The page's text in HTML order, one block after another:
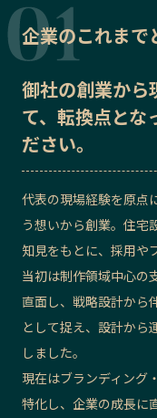
MILCプロジェクト
Localist
イベント
地域豆知識
Sporkle
「人」から探
記事ライター
企業のこれまで
御社の創業から
て、転換点とな
ださい。
代表の現場経験を原点
う想いから創業。住宅
知見をもとに、採用や
当初は制作領域中心の
直面し、戦略設計から
として捉え、設計から
しました。
現在はブランディング
特化し、企業の成長に